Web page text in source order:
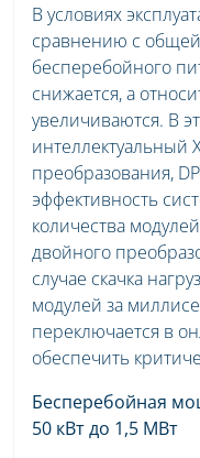
В условиях
сравнению с
бесперебойного
снижается, а
увеличиваются. В
интеллектуальный
преобразования,
эффективность
количества
двойного
случае скачка
модулей за
переключается в
обеспечить
Бесперебойная
50 кВт до 1,5 МВт